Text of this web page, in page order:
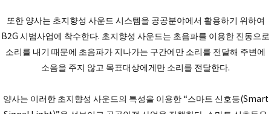
또한 양사는 초지향성 사운드 시스템을 공공분야에서 활용하기 위하여
B2G 시범사업에 착수한다. 초지향성 사운드는 초음파를 이용한 진동으로
소리를 내기 때문에 초음파가 지나가는 구간에만 소리를 전달해 주변에
소음을 주지 않고 목표대상에게만 소리를 전달한다.
양사는 이러한 초지향성 사운드의 특성을 이용한 “스마트 신호등(Smart